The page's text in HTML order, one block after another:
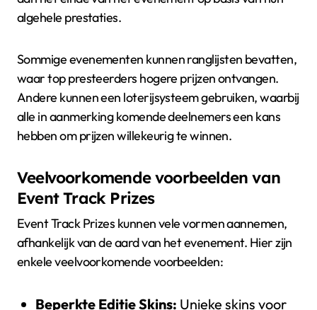
algehele prestaties.
Sommige evenementen kunnen ranglijsten bevatten,
waar top presteerders hogere prijzen ontvangen.
Andere kunnen een loterijsysteem gebruiken, waarbij
alle in aanmerking komende deelnemers een kans
hebben om prijzen willekeurig te winnen.
Veelvoorkomende voorbeelden van
Event Track Prizes
Event Track Prizes kunnen vele vormen aannemen,
afhankelijk van de aard van het evenement. Hier zijn
enkele veelvoorkomende voorbeelden:
Beperkte Editie Skins: Unieke skins voor